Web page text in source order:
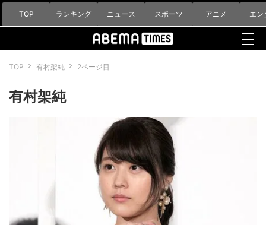
TOP ランキング ニュース スポーツ アニメ エン
TOP 有村架純 2ページ目
有村架純